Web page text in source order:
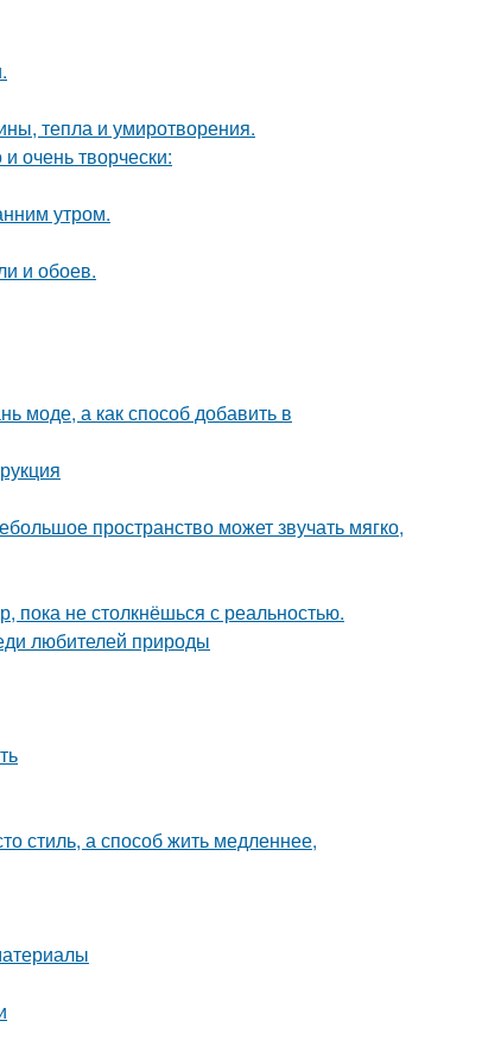
тепла и умиротворения.
очень творчески:
утром.
и обоев.
моде, а как способ добавить в
пространство может звучать мягко,
пока не столкнёшься с реальностью.
любителей природы
стиль, а способ жить медленнее,